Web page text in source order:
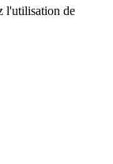
l'utilisation de